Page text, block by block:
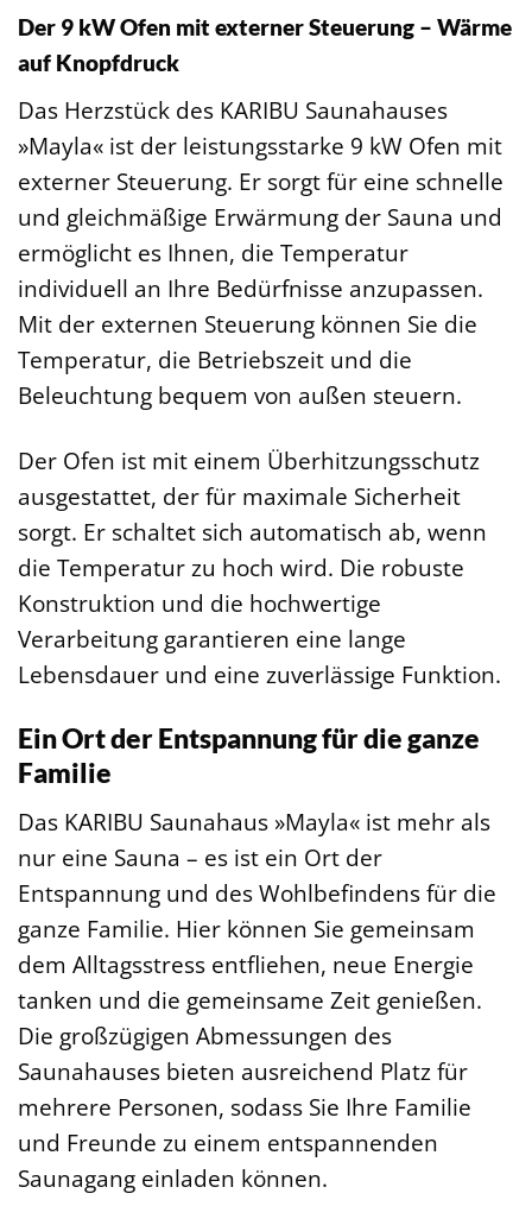
Der 9 kW Ofen mit externer Steuerung – Wärme
auf Knopfdruck
Das Herzstück des KARIBU Saunahauses
»Mayla« ist der leistungsstarke 9 kW Ofen mit
externer Steuerung. Er sorgt für eine schnelle
und gleichmäßige Erwärmung der Sauna und
ermöglicht es Ihnen, die Temperatur
individuell an Ihre Bedürfnisse anzupassen.
Mit der externen Steuerung können Sie die
Temperatur, die Betriebszeit und die
Beleuchtung bequem von außen steuern.
Der Ofen ist mit einem Überhitzungsschutz
ausgestattet, der für maximale Sicherheit
sorgt. Er schaltet sich automatisch ab, wenn
die Temperatur zu hoch wird. Die robuste
Konstruktion und die hochwertige
Verarbeitung garantieren eine lange
Lebensdauer und eine zuverlässige Funktion.
Ein Ort der Entspannung für die ganze
Familie
Das KARIBU Saunahaus »Mayla« ist mehr als
nur eine Sauna – es ist ein Ort der
Entspannung und des Wohlbefindens für die
ganze Familie. Hier können Sie gemeinsam
dem Alltagsstress entfliehen, neue Energie
tanken und die gemeinsame Zeit genießen.
Die großzügigen Abmessungen des
Saunahauses bieten ausreichend Platz für
mehrere Personen, sodass Sie Ihre Familie
und Freunde zu einem entspannenden
Saunagang einladen können.